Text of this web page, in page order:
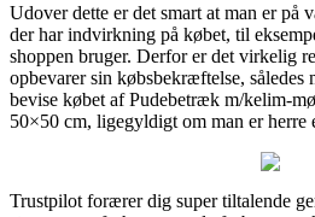
Udover dette er det smart at man er på
der har indvirkning på købet, til
shoppen bruger. Derfor er det virkelig
opbevarer sin købsbekræftelse, således
bevise købet af Pudebetræk m/kelim-
50×50 cm, ligegyldigt om man er herre
Trustpilot forærer dig super tiltalende